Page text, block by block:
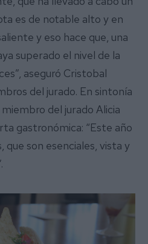
es de notable alto y en
y eso hace que, una
superado el nivel de la
aseguró Cristobal
del jurado. En sintonía
del jurado Alicia
gastronómica: “Este año
que son esenciales, vista y